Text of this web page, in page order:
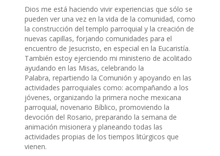
Dios me está haciendo vivir experiencias que sólo se
pueden ver una vez en la vida de la comunidad, como
la construcción del templo parroquial y la creación de
nuevas capillas, forjando comunidades para el
encuentro de Jesucristo, en especial en la Eucaristía.
También estoy ejerciendo mi ministerio de acolitado
ayudando en las Misas, celebrando la
Palabra, repartiendo la Comunión y apoyando en las
actividades parroquiales como: acompañando a los
jóvenes, organizando la primera noche mexicana
parroquial, novenario Bíblico, promoviendo la
devoción del Rosario, preparando la semana de
animación misionera y planeando todas las
actividades propias de los tiempos litúrgicos que
vienen.